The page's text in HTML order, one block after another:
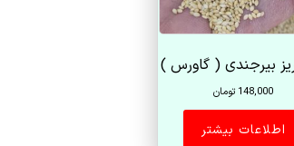
بیرجندی ( گاورس )
148,000 تومان
اطلاعات بیشتر